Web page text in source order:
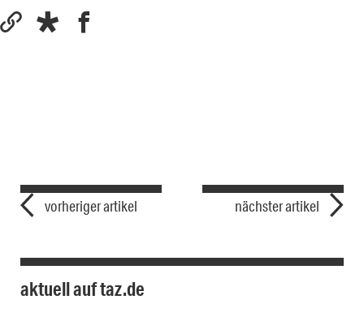
vorheriger artikel nächster artikel
aktuell auf taz.de